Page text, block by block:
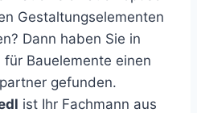
Gestaltungselementen
Dann haben Sie in
Bauelemente einen
gefunden.
ist Ihr Fachmann aus